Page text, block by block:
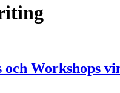
och Workshops